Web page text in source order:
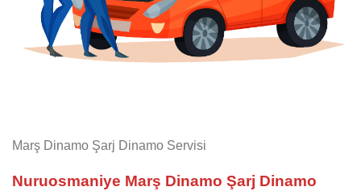
Marş Dinamo Şarj Dinamo Servisi
Nuruosmaniye Marş Dinamo Şarj Dinamo